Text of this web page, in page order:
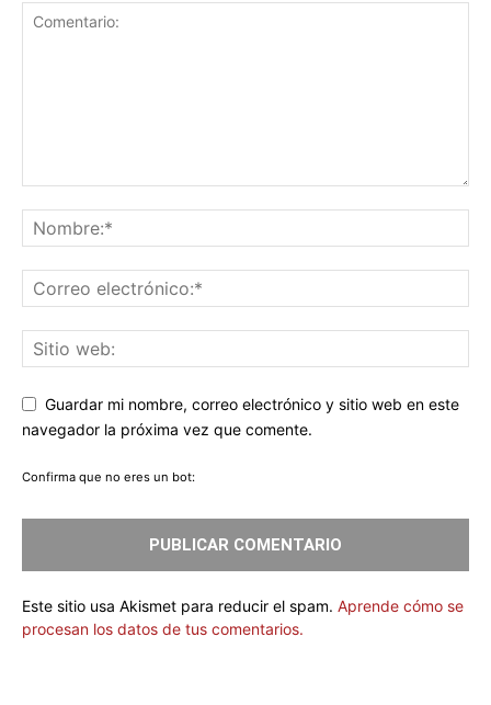
Guardar mi nombre, correo electrónico y sitio web en este
navegador la próxima vez que comente.
Confirma que no eres un bot:
Este sitio usa Akismet para reducir el spam. Aprende cómo se
procesan los datos de tus comentarios.